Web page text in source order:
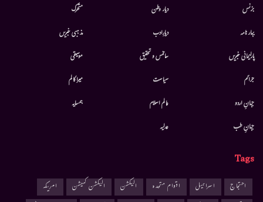
بزنس
بہار نامہ
پارلیمانی خبریں
جرائم
جہانِ اردو
جہانِ طب
دیار وطن
دیارِادب
سائنس و تحقیق
سیاست
عالم اسلام
عدلیہ
متحرك
مذہبی خبریں
موسيقى
میرا کالم
ہمسایہ
Tags
احتجاج اسرائیل اقوام متحدہ الیکشن الیکشن کمیشن
امریکہ